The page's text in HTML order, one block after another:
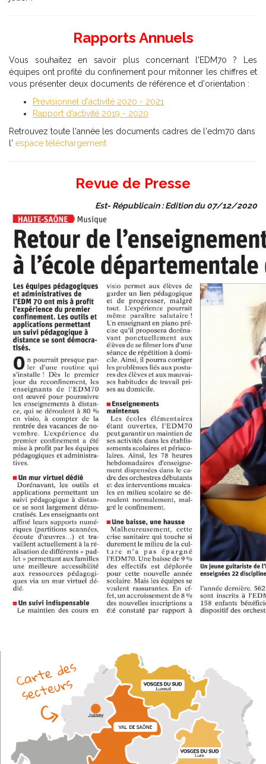
Rapports Annuels
Vous souhaitez en savoir plus concernant l'EDM70 ? Les
équipes ont profité du confinement pour mitonner les chiffres et
vous présenter deux documents de référence et d'orientation :
Prévisionnel d'activité 2020 - 2021
Rapport d'activité 2019 - 2020
Retrouvez toute l'année les documents cadres de l'edm70 dans
l' espace téléchargement
Revue de Presse
Est- Républicain : Edition du 07/12/2020